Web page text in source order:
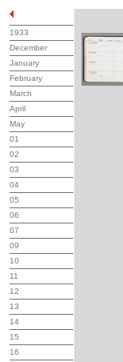
1933
December
January
February
March
April
May
01
02
03
04
05
06
07
09
10
11
12
13
14
15
16